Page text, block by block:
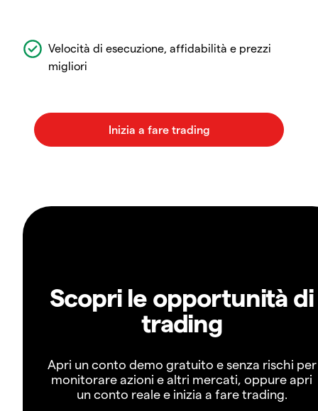
Velocità di esecuzione, affidabilità e prezzi
migliori
Scopri le opportunità di
trading
Apri un conto demo gratuito e senza rischi per
monitorare azioni e altri mercati, oppure apri
un conto reale e inizia a fare trading.